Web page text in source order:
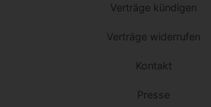
Verträge kündigen
Verträge widerrufen
Kontakt
Presse